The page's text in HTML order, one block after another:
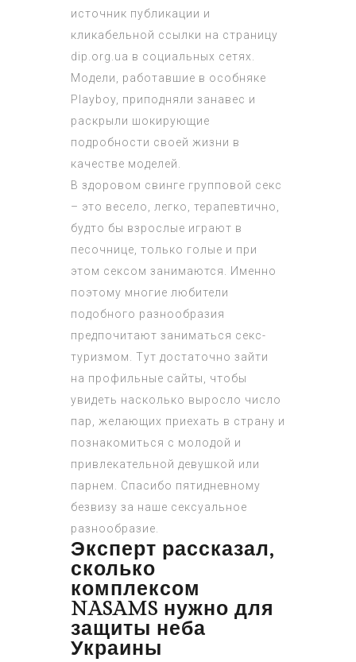
источник публикации и
кликабельной ссылки на страницу
dip.org.ua в социальных сетях.
Модели, работавшие в особняке
Playboy, приподняли занавес и
раскрыли шокирующие
подробности своей жизни в
качестве моделей.
В здоровом свинге групповой секс
– это весело, легко, терапевтично,
будто бы взрослые играют в
песочнице, только голые и при
этом сексом занимаются. Именно
поэтому многие любители
подобного разнообразия
предпочитают заниматься секс-
туризмом. Тут достаточно зайти
на профильные сайты, чтобы
увидеть насколько выросло число
пар, желающих приехать в страну и
познакомиться с молодой и
привлекательной девушкой или
парнем. Спасибо пятидневному
безвизу за наше сексуальное
разнообразие.
Эксперт рассказал,
сколько
комплексом
NASAMS нужно для
защиты неба
Украины